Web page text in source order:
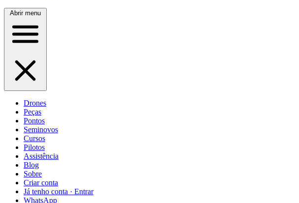
Abrir menu
Drones
Peças
Pontos
Seminovos
Cursos
Pilotos
Assistência
Blog
Sobre
Criar conta
Já tenho conta · Entrar
WhatsApp